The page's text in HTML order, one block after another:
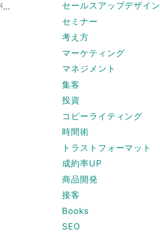
…
セールスアップデザイン
セミナー
考え方
マーケティング
マネジメント
集客
投資
コピーライティング
時間術
トラストフォーマット
成約率UP
商品開発
接客
Books
SEO